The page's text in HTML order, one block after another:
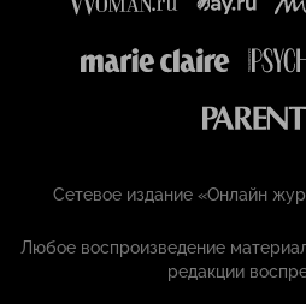
Сетевое издание «Онлайн
Любое воспроизведение
редакции